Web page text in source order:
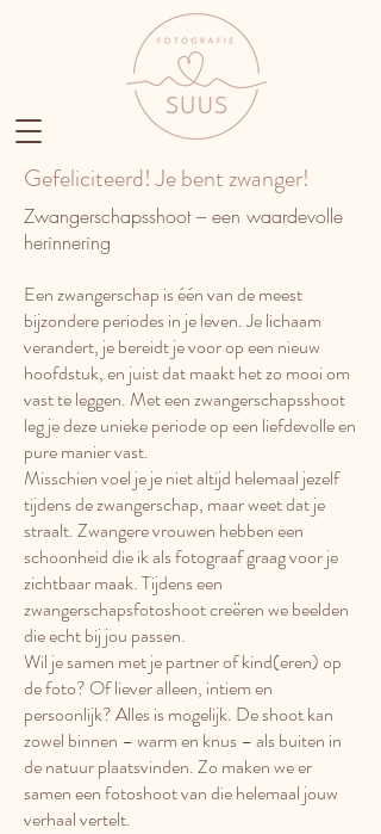
Gefeliciteerd! Je bent zwanger!
Zwangerschapsshoot – een waardevolle
herinnering
Een zwangerschap is één van de meest
bijzondere periodes in je leven. Je lichaam
verandert, je bereidt je voor op een nieuw
hoofdstuk, en juist dat maakt het zo mooi om
vast te leggen. Met een zwangerschapsshoot
leg je deze unieke periode op een liefdevolle en
pure manier vast.
Misschien voel je je niet altijd helemaal jezelf
tijdens de zwangerschap, maar weet dat je
straalt. Zwangere vrouwen hebben een
schoonheid die ik als fotograaf graag voor je
zichtbaar maak. Tijdens een
zwangerschapsfotoshoot creëren we beelden
die echt bij jou passen.
Wil je samen met je partner of kind(eren) op
de foto? Of liever alleen, intiem en
persoonlijk? Alles is mogelijk. De shoot kan
zowel binnen – warm en knus – als buiten in
de natuur plaatsvinden. Zo maken we er
samen een fotoshoot van die helemaal jouw
verhaal vertelt.